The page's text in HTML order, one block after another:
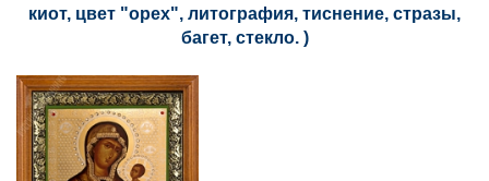
киот, цвет "орех", литография, тиснение, стразы,
багет, стекло. )